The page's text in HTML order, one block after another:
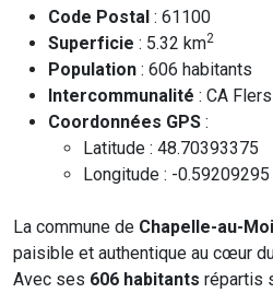
Code Postal : 61100
Superficie : 5.32 km2
Population : 606 habitants
Intercommunalité : CA
Coordonnées GPS :
Latitude : 48.70393375
Longitude : -0.59209295
La commune de Chapelle-au-
paisible et authentique au cœur
Avec ses 606 habitants répartis